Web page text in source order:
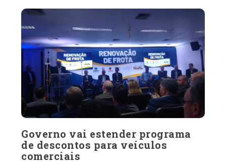
Governo vai estender programa
de descontos para veículos
comerciais